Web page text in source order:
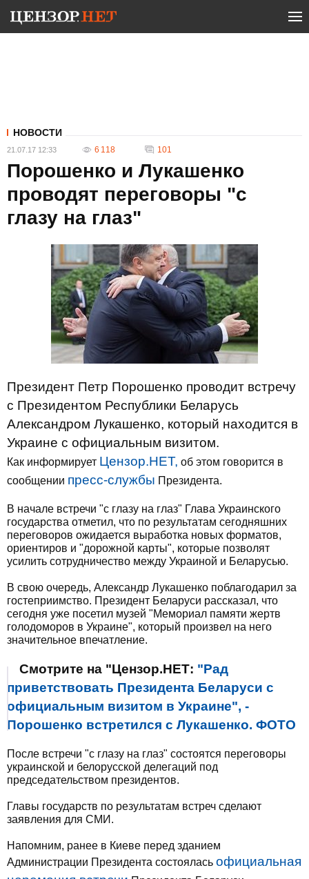
НОВОСТИ
21.07.17 12:33 6 118 101
Порошенко и Лукашенко
проводят переговоры "с
глазу на глаз"
Президент Петр Порошенко проводит встречу
с Президентом Республики Беларусь
Александром Лукашенко, который находится в
Украине с официальным визитом.
Как информирует Цензор.НЕТ, об этом говорится в
сообщении пресс-службы Президента.
В начале встречи "с глазу на глаз" Глава Украинского
государства отметил, что по результатам сегодняшних
переговоров ожидается выработка новых форматов,
ориентиров и "дорожной карты", которые позволят
усилить сотрудничество между Украиной и Беларусью.
В свою очередь, Александр Лукашенко поблагодарил за
гостеприимство. Президент Беларуси рассказал, что
сегодня уже посетил музей "Мемориал памяти жертв
голодоморов в Украине", который произвел на него
значительное впечатление.
Смотрите на "Цензор.НЕТ: "Рад
приветствовать Президента Беларуси с
официальным визитом в Украине", -
Порошенко встретился с Лукашенко. ФОТО
После встречи "с глазу на глаз" состоятся переговоры
украинской и белорусской делегаций под
председательством президентов.
Главы государств по результатам встреч сделают
заявления для СМИ.
Напомним, ранее в Киеве перед зданием
Администрации Президента состоялась официальная